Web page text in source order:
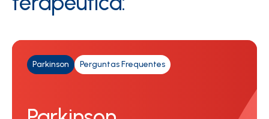
Parkinson Perguntas Frequentes